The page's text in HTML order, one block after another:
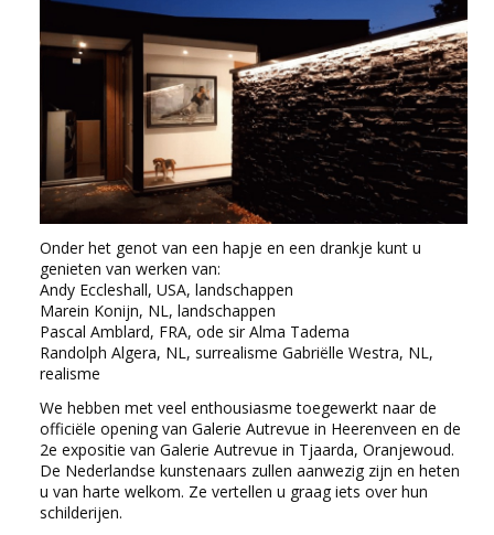
Onder het genot van een hapje en een drankje kunt u
genieten van werken van:
Andy Eccleshall, USA, landschappen
Marein Konijn, NL, landschappen
Pascal Amblard, FRA, ode sir Alma Tadema
Randolph Algera, NL, surrealisme Gabriëlle Westra, NL,
realisme
We hebben met veel enthousiasme toegewerkt naar de
officiële opening van Galerie Autrevue in Heerenveen en de
2e expositie van Galerie Autrevue in Tjaarda, Oranjewoud.
De Nederlandse kunstenaars zullen aanwezig zijn en heten
u van harte welkom. Ze vertellen u graag iets over hun
schilderijen.